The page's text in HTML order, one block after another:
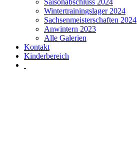
Saisonabschluss 2024
Wintertrainingslager 2024
Sachsenmeisterschaften 2024
Anwintern 2023
Alle Galerien
Kontakt
Kinderbereich